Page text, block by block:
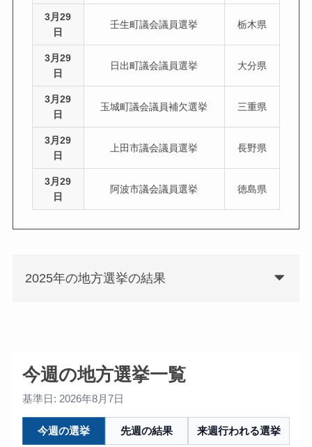
3月29
日
壬生町議会議員選挙 栃木県
3月29
日
日出町議会議員選挙 大分県
3月29
日
玉城町議会議員補欠選挙 三重県
3月29
日
上田市議会議員選挙 長野県
3月29
日
阿波市議会議員選挙 徳島県
2025年の地方選挙の結果
今週の地方選挙一覧
基準日: 2026年8月7日
今週の選挙 先週の結果 来週行われる選挙